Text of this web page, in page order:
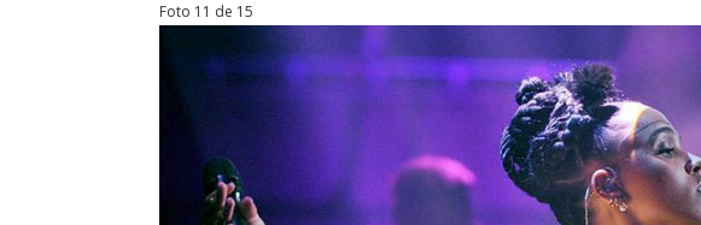
Foto 11 de 15